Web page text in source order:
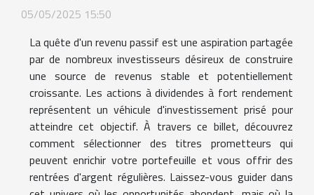
05/05/2025 15:50
La quête d'un revenu passif est une aspiration partagée
par de nombreux investisseurs désireux de construire
une source de revenus stable et potentiellement
croissante. Les actions à dividendes à fort rendement
représentent un véhicule d'investissement prisé pour
atteindre cet objectif. À travers ce billet, découvrez
comment sélectionner des titres prometteurs qui
peuvent enrichir votre portefeuille et vous offrir des
rentrées d'argent régulières. Laissez-vous guider dans